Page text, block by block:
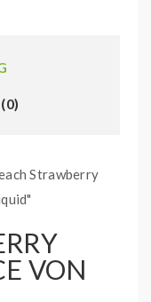
Strawberry
VON